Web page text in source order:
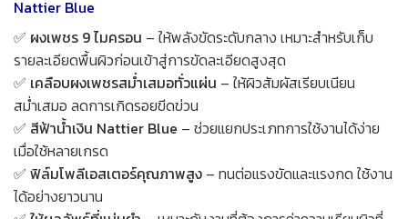
Nattier Blue
✅ ผงเพชร 9 ไมครอน – ให้พลังขัดระดับกลาง เหมาะสำหรับเก็บ
รายละเอียดพื้นผิวก่อนเข้าสู่การขัดละเอียดสูงสุด
✅ เคลือบผงเพชรสม่ำเสมอทั่วแผ่น – ให้ผิวสัมผัสเรียบเนียน
สม่ำเสมอ ลดการเกิดรอยขีดข่วน
✅ สีฟ้าน้ำเงิน Nattier Blue – ช่วยแยกประเภทการใช้งานได้ง่าย
เมื่อใช้หลายเกรด
✅ ฟิล์มโพลีเอสเตอร์คุณภาพสูง – ทนต่อแรงขัดและแรงกด ใช้งาน
ได้อย่างยาวนาน